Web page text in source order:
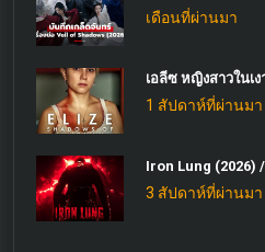
เดือนที่ผ่านมา
เอลีซ หญิงสาวในเ
1 สัปดาห์ที่ผ่านมา
Iron Lung (2026)
3 สัปดาห์ที่ผ่านมา